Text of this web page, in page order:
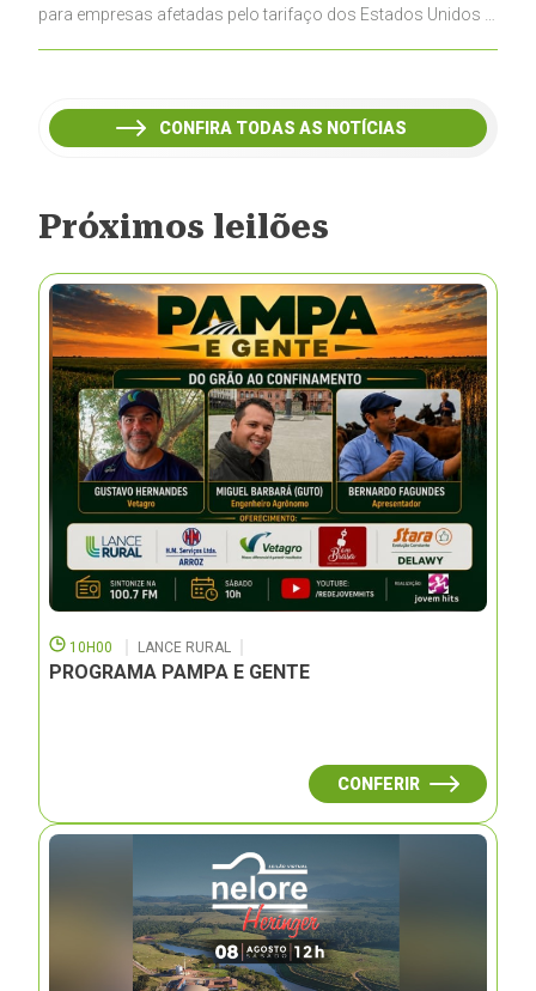
para empresas afetadas pelo tarifaço dos Estados Unidos e
CONFIRA TODAS AS NOTÍCIAS
Próximos leilões
10H00 LANCE RURAL
PROGRAMA PAMPA E GENTE
CONFERIR